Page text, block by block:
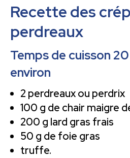
Recette des
perdreaux
Temps de cuisson
environ
2 perdreaux ou perdrix
100 g de chair maigre
200 g lard gras frais
50 g de foie gras
truffe.